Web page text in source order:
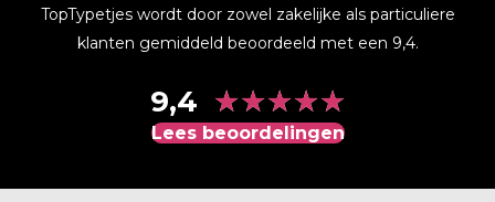
TopTypetjes wordt door zowel zakelijke als particuliere
klanten gemiddeld beoordeeld met een 9,4.
9,4 ★★★★★
Lees beoordelingen